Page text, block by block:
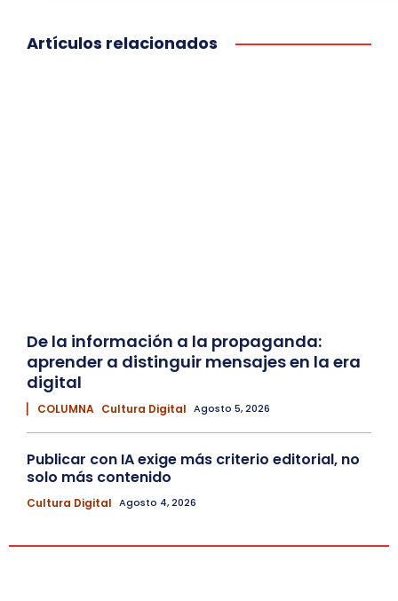
Artículos relacionados
De la información a la propaganda:
aprender a distinguir mensajes en la era
digital
▏ COLUMNA Cultura Digital Agosto 5, 2026
Publicar con IA exige más criterio editorial, no
solo más contenido
Cultura Digital Agosto 4, 2026